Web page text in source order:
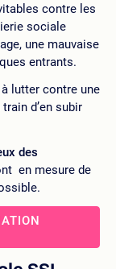
contre les
sociale
une mauvaise
entrants.
lutter contre une
d’en subir
des
en mesure de